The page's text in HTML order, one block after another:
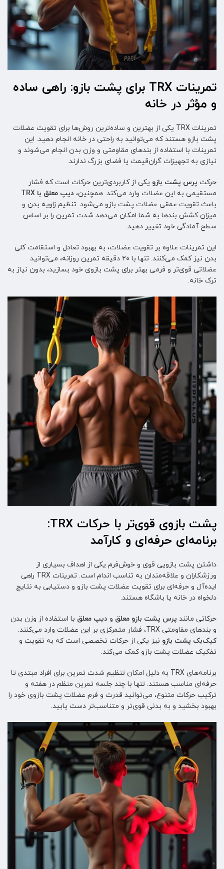
تمرینات TRX برای پشت بازو: راهی ساده
و مؤثر در خانه
تمرینات TRX یکی از بهترین و ساده‌ترین روش‌ها برای تقویت عضلات
پشت بازو هستند که می‌توانید به راحتی در خانه انجام دهید. این
تمرینات با استفاده از بندهای مقاومتی و وزن بدن انجام می‌شوند و
نیازی به تجهیزات گران‌قیمت یا فضای بزرگ ندارند.
حرکت پرس پشت بازو یکی از کاربردی‌ترین حرکات است که فشار
مستقیمی به این عضلات وارد می‌کند. همچنین، دیپ معلق با TRX
باعث تقویت عمقی عضلات پشت بازو می‌شود. تنظیم زاویه بدن و
میزان کشش بندها به شما امکان می‌دهد شدت تمرین را بر اساس
سطح آمادگی خود تغییر دهید.
این تمرینات علاوه بر تقویت عضلات، به بهبود تعادل و استقامت کلی
بدن نیز کمک می‌کنند. تنها با ۲۰ دقیقه تمرین روزانه، می‌توانید
عضلاتی قوی‌تر و فرمی بهتر برای پشت بازوی خود بسازید، بدون نیاز به
ترک خانه.
پشت بازوی قوی‌تر با حرکات TRX:
برنامه‌ای حرفه‌ای و کارآمد
داشتن پشت بازویی قوی و خوش‌فرم یکی از اهداف بسیاری از
ورزشکاران و علاقه‌مندان به تناسب اندام است. تمرینات TRX راهی
ایده‌آل و حرفه‌ای برای تقویت عضلات پشت بازو و دستیابی به نتایج
دلخواه در خانه یا باشگاه هستند.
حرکاتی مانند پرس پشت بازو معلق و دیپ معلق با استفاده از وزن بدن
و بندهای مقاومتی TRX، فشار متمرکزی بر این عضلات وارد می‌کنند.
کیک‌بک پشت بازو نیز یکی از حرکات تخصصی است که به تقویت و
تفکیک عضلات پشت بازو کمک می‌کند.
برنامه‌های TRX به دلیل امکان تنظیم شدت تمرین برای افراد مبتدی تا
حرفه‌ای مناسب هستند. تنها با چند جلسه تمرین منظم در هفته و
ترکیب حرکات متنوع، می‌توانید قدرت و فرم عضلات پشت بازوی خود را
بهبود بخشید و به بدنی قوی‌تر و متناسب‌تر دست یابید.